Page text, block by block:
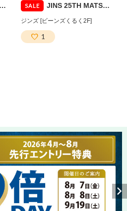
SALE JINS 25TH MATSURI 第三弾スタート！
ジンズ [ビーンズくるく2F]
1